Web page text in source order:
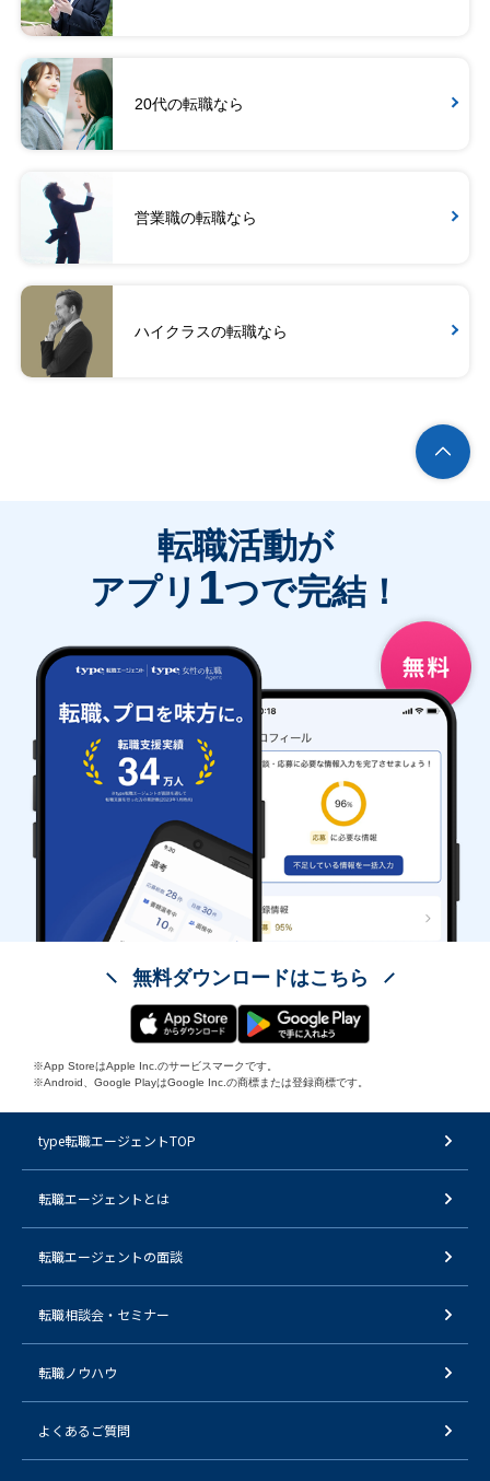
20代の転職なら
営業職の転職なら
ハイクラスの転職なら
転職活動が
アプリ 1つで完結！
無料ダウンロードはこちら
※App StoreはApple Inc.のサービスマークです。
※Android、Google PlayはGoogle Inc.の商標または登録商標です。
type転職エージェントTOP
転職エージェントとは
転職エージェントの面談
転職相談会・セミナー
転職ノウハウ
よくあるご質問